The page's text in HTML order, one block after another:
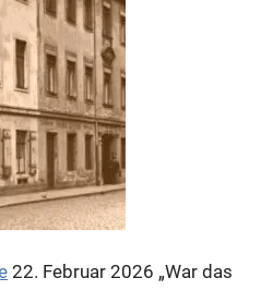
22. Februar 2026 „War das